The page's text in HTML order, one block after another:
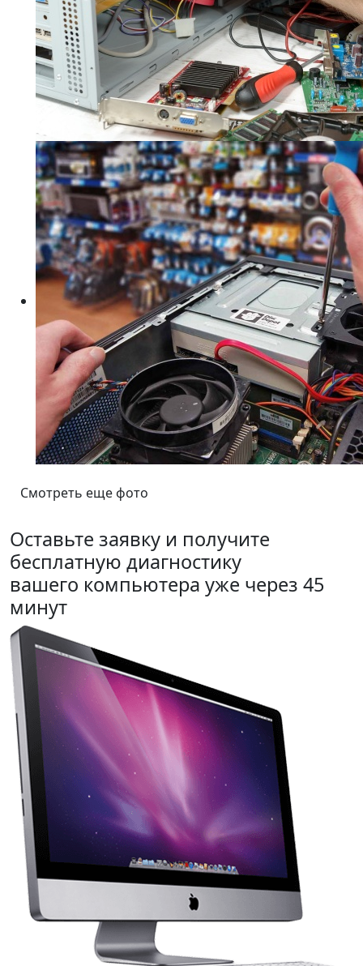
Смотреть еще фото
Оставьте заявку и получите
бесплатную диагностику
вашего компьютера уже через 45
минут